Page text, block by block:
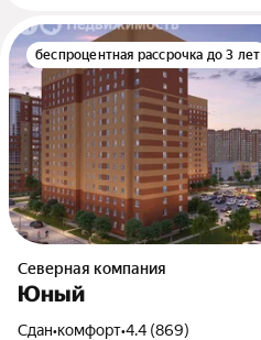
беспроцентная рассрочка до 3 лет
Северная компания
Юный
Сдан•комфорт•4.4 (869)